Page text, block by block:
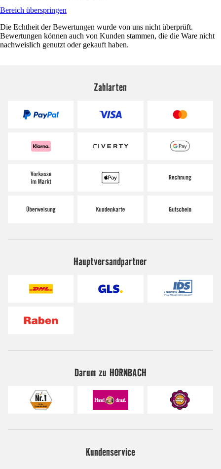
Bereich überspringen
Die Echtheit der Bewertungen wurde von uns nicht überprüft.
Bewertungen können auch von Kunden stammen, die die Ware nicht
nachweislich genutzt oder gekauft haben.
Zahlarten
Hauptversandpartner
Darum zu HORNBACH
Kundenservice